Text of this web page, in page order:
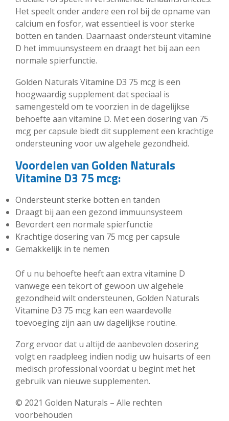
Het speelt onder andere een rol bij de opname van
calcium en fosfor, wat essentieel is voor sterke
botten en tanden. Daarnaast ondersteunt vitamine
D het immuunsysteem en draagt het bij aan een
normale spierfunctie.
Golden Naturals Vitamine D3 75 mcg is een
hoogwaardig supplement dat speciaal is
samengesteld om te voorzien in de dagelijkse
behoefte aan vitamine D. Met een dosering van 75
mcg per capsule biedt dit supplement een krachtige
ondersteuning voor uw algehele gezondheid.
Voordelen van Golden Naturals
Vitamine D3 75 mcg:
Ondersteunt sterke botten en tanden
Draagt bij aan een gezond immuunsysteem
Bevordert een normale spierfunctie
Krachtige dosering van 75 mcg per capsule
Gemakkelijk in te nemen
Of u nu behoefte heeft aan extra vitamine D
vanwege een tekort of gewoon uw algehele
gezondheid wilt ondersteunen, Golden Naturals
Vitamine D3 75 mcg kan een waardevolle
toevoeging zijn aan uw dagelijkse routine.
Zorg ervoor dat u altijd de aanbevolen dosering
volgt en raadpleeg indien nodig uw huisarts of een
medisch professional voordat u begint met het
gebruik van nieuwe supplementen.
© 2021 Golden Naturals – Alle rechten
voorbehouden